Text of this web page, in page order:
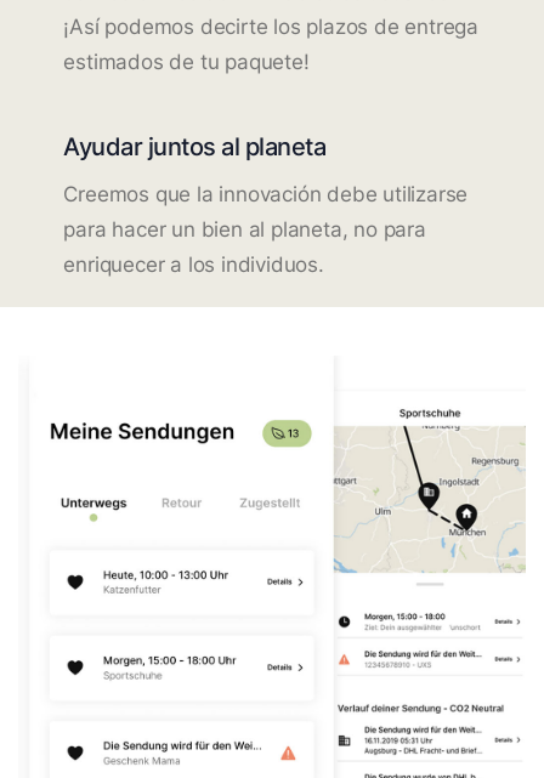
¡Así podemos decirte los plazos de entrega
estimados de tu paquete!
Ayudar juntos al planeta
Creemos que la innovación debe utilizarse
para hacer un bien al planeta, no para
enriquecer a los individuos.